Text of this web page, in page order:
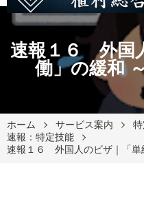
速報１６ 外国
働」の緩和
ホーム サービス案内
速報：特定技能
速報１６ 外国人のビザ｜「単